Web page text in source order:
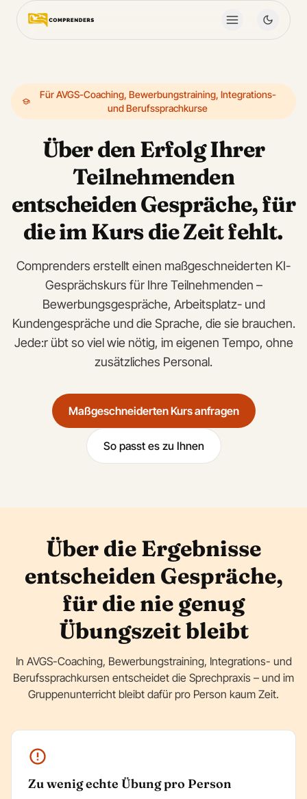
Für AVGS-Coaching, Bewerbungstraining, Integrations-
und Berufssprachkurse
Über den Erfolg Ihrer
Teilnehmenden
entscheiden Gespräche, für
die im Kurs die Zeit fehlt.
Comprenders erstellt einen maßgeschneiderten KI-
Gesprächskurs für Ihre Teilnehmenden –
Bewerbungsgespräche, Arbeitsplatz- und
Kundengespräche und die Sprache, die sie brauchen.
Jede:r übt so viel wie nötig, im eigenen Tempo, ohne
zusätzliches Personal.
Maßgeschneiderten Kurs anfragen
So passt es zu Ihnen
Über die Ergebnisse
entscheiden Gespräche,
für die nie genug
Übungszeit bleibt
In AVGS-Coaching, Bewerbungstraining, Integrations- und
Berufssprachkursen entscheidet die Sprechpraxis – und im
Gruppenunterricht bleibt dafür pro Person kaum Zeit.
Zu wenig echte Übung pro Person